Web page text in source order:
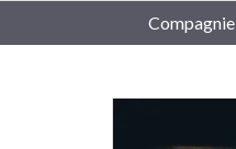
Compagnie